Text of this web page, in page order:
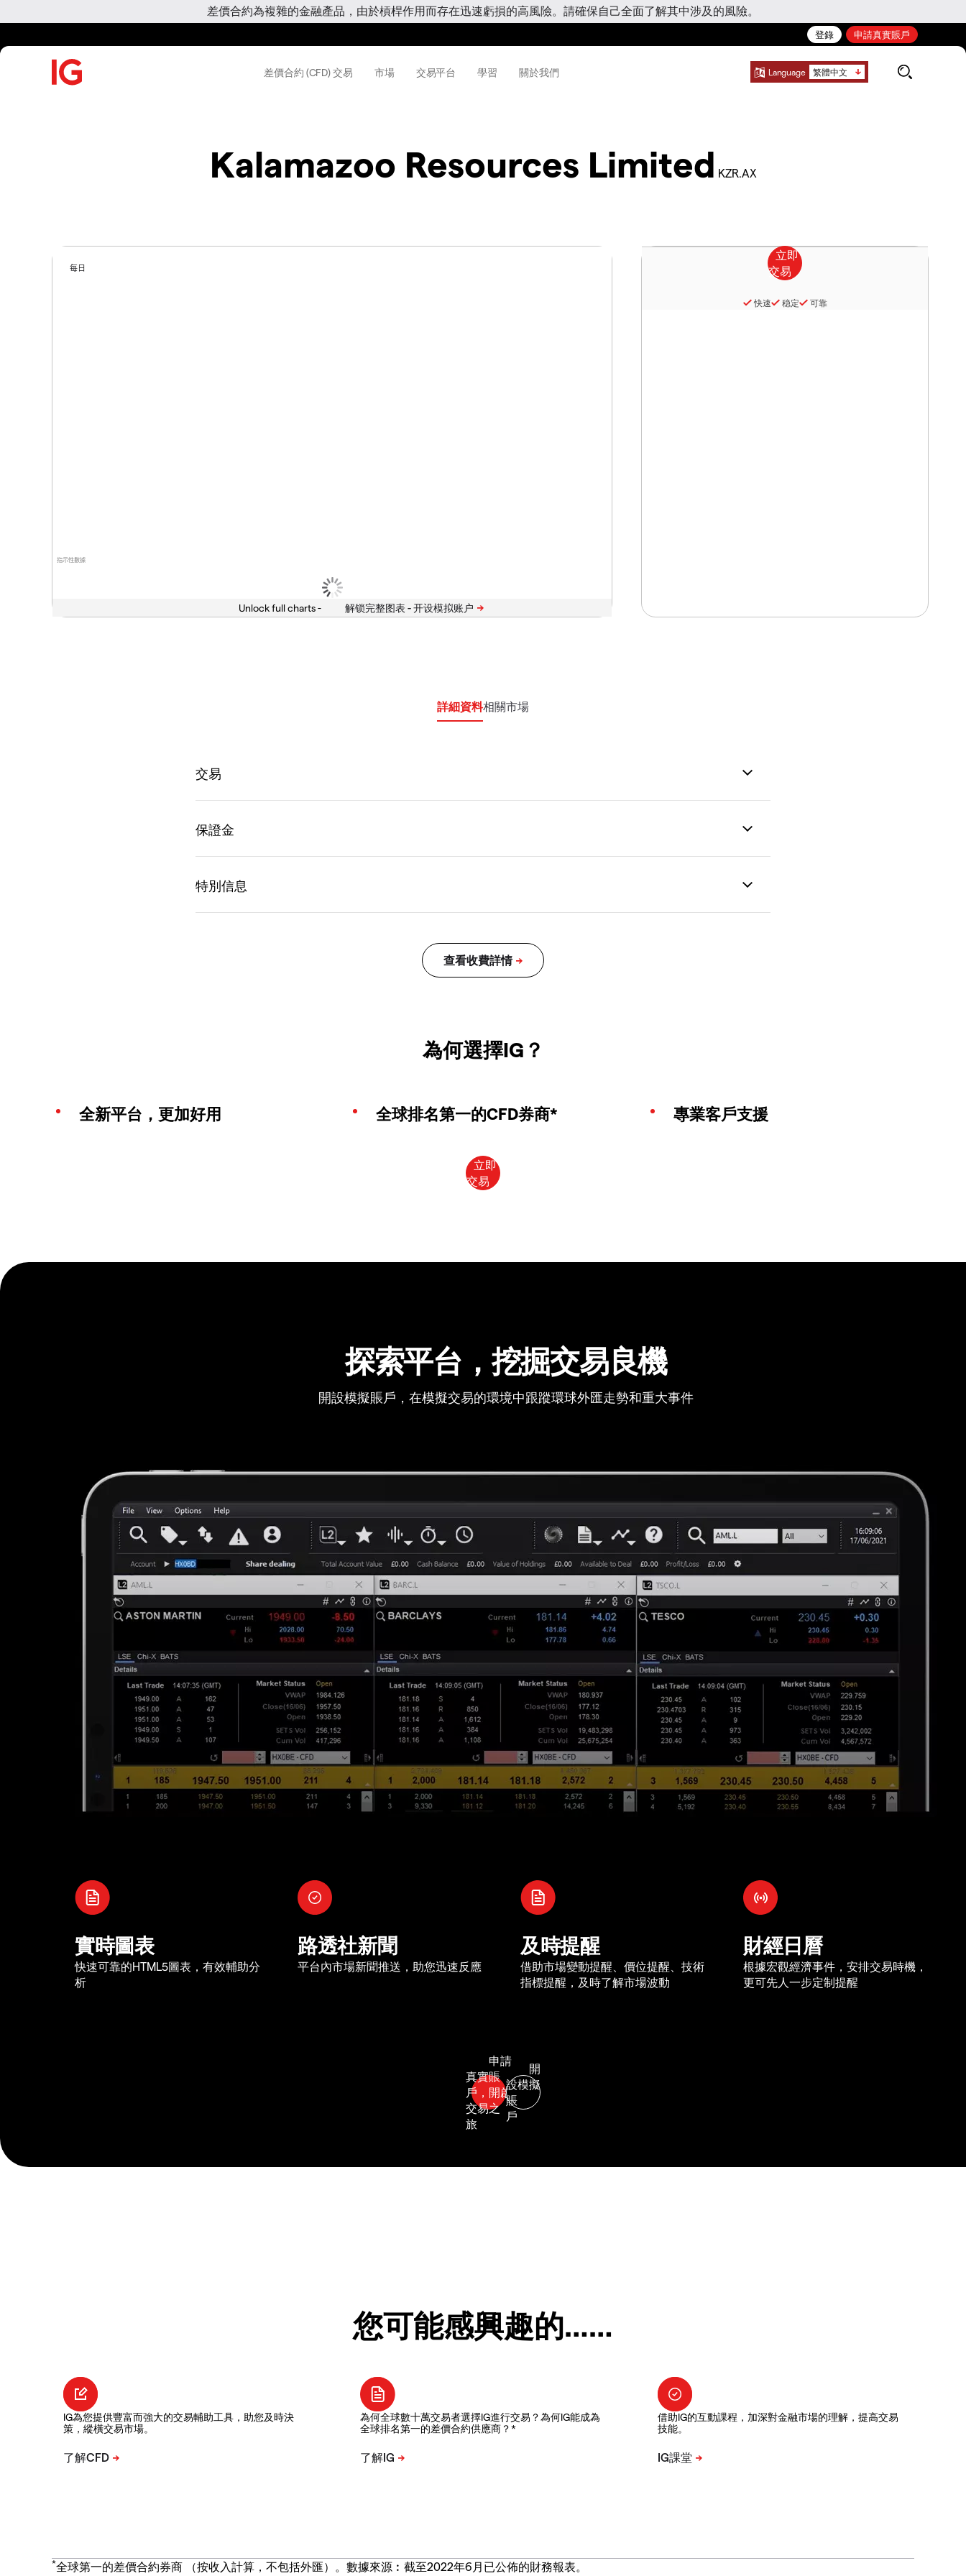
差價合約為複雜的金融產品，由於槓桿作用而存在迅速虧損的高風險。請確保自己全面了解其中涉及的風險。
登錄 申請真實賬戶
差價合約 (CFD) 交易 市場 交易平台 學習 關於我們 Language 繁體中文
Kalamazoo Resources Limited KZR.AX
指示性數據
每日
Unlock full charts -
快速 稳定 可靠
詳細資料相關市場
為何選擇IG？
全新平台，更加好用 全球排名第一的CFD券商* 專業客戶支援
探索平台，挖掘交易良機
開設模擬賬戶，在模擬交易的環境中跟蹤環球外匯走勢和重大事件
實時圖表
快速可靠的HTML5圖表，有效輔助分
析
路透社新聞
平台內市場新聞推送，助您迅速反應
及時提醒
借助市場變動提醒、價位提醒、技術
指標提醒，及時了解市場波動
財經日曆
根據宏觀經濟事件，安排交易時機，
更可先人一步定制提醒
您可能感興趣的……
IG為您提供豐富而強大的交易輔助工具，助您及時決
策，縱橫交易市場。
為何全球數十萬交易者選擇IG進行交易？為何IG能成為
全球排名第一的差價合約供應商？*
借助IG的互動課程，加深對金融市場的理解，提高交易
技能。
*全球第一的差價合約券商 （按收入計算，不包括外匯）。數據來源︰截至2022年6月已公佈的財務報表。